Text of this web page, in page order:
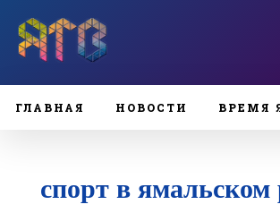
ГЛАВНАЯ НОВОСТИ ВРЕМЯ
спорт в ямальском